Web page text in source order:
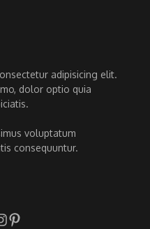
adipisicing elit.
dolor optio quia
voluptatum
consequuntur.